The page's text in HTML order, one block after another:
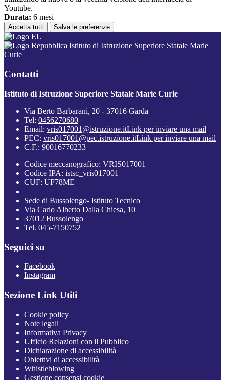
Youtube.
Durata: 6 mesi
Accetta tutti Salva le preferenze
Istituto di Istruzione Superiore Statale Marie
Curie
Contatti
Istituto di Istruzione Superiore Statale Marie Curie
Via Berto Barbarani, 20 - 37016 Garda
Tel: 0456270680
Email: vris017001@istruzione.itLink per inviare una mail
PEC: vris017001@pec.istruzione.itLink per inviare una mail
C.F.: 90016770233
Codice meccanografico: VRIS017001
Codice IPA: istsc_vris017001
CUF: UF78ME
Sede di Bussolengo- Istituto Tecnico
Via Carlo Alberto Dalla Chiesa, 10
37012 Bussolengo
Tel. 045-7150752
Seguici su
Facebook
Instagram
Sezione Link Utili
Cookie policy
Note legali
Informativa Privacy
Ufficio Relazioni con il Pubblico
Dichiarazione di accessibilità
Obiettivi di accessibilità
Whistleblowing
Gestione consensi cookie